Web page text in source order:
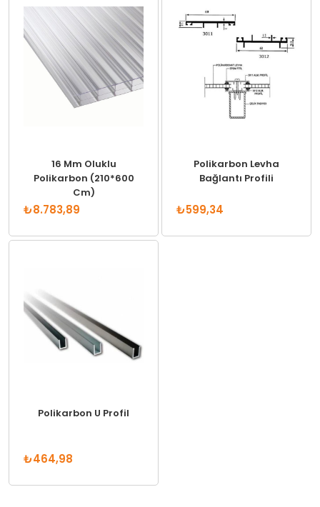
16 Mm Oluklu
Polikarbon (210*600
Cm)
₺8.783,89
Polikarbon Levha
Bağlantı Profili
₺599,34
Polikarbon U Profil
₺464,98